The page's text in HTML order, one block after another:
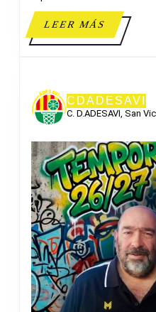
LEER MÁSLEER
MÁS
CDADESAVI
C. D.ADESAVI, San